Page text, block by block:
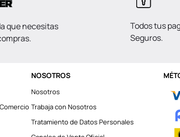
que necesitas
Todos tus
Seguros.
NOSOTROS
Nosotros
Trabaja con Nosotros
Tratamiento de Datos Personales